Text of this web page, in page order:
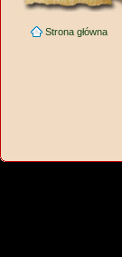
Strona główna